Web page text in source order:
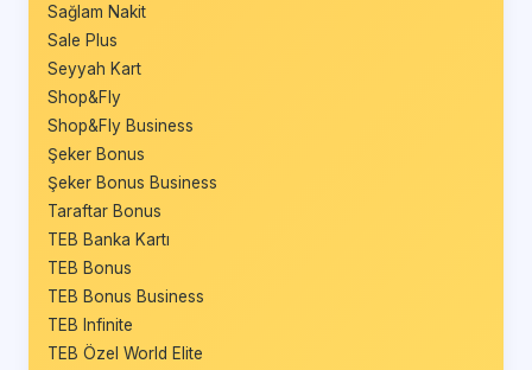
Sağlam Nakit
Sale Plus
Seyyah Kart
Shop&Fly
Shop&Fly Business
Şeker Bonus
Şeker Bonus Business
Taraftar Bonus
TEB Banka Kartı
TEB Bonus
TEB Bonus Business
TEB Infinite
TEB Özel World Elite